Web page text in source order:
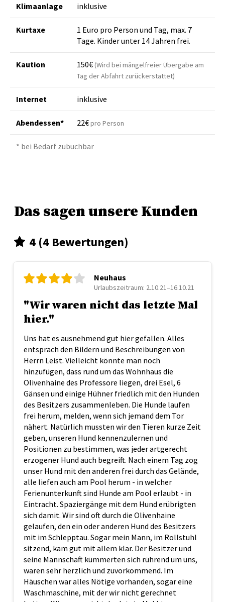
Klimaanlage inklusive
Kurtaxe
1 Euro pro Person und Tag, max. 7
Tage. Kinder unter 14 Jahren frei.
Kaution 150€ (Wird bei mängelfreier Übergabe am
Tag der Abfahrt zurückerstattet)
Internet inklusive
Abendessen* 22€pro Person
* bei Bedarf zubuchbar
Das sagen unsere Kunden
4 (4 Bewertungen)
Neuhaus
Urlaubszeitraum: 2.10.21–16.10.21
"Wir waren nicht das letzte Mal
hier."
Uns hat es ausnehmend gut hier gefallen. Alles
entsprach den Bildern und Beschreibungen von
Herrn Leist. Vielleicht könnte man noch
hinzufügen, dass rund um das Wohnhaus die
Olivenhaine des Professore liegen, drei Esel, 6
Gänsen und einige Hühner friedlich mit den Hunden
des Besitzers zusammenleben. Die Hunde laufen
frei herum, melden, wenn sich jemand dem Tor
nähert. Natürlich mussten wir den Tieren kurze Zeit
geben, unseren Hund kennenzulernen und
Positionen zu bestimmen, was jeder artgerecht
erzogener Hund auch begreift. Nach einem Tag zog
unser Hund mit den anderen frei durch das Gelände,
alle liefen auch am Pool herum - in welcher
Ferienunterkunft sind Hunde am Pool erlaubt - in
Eintracht. Spaziergänge mit dem Hund erübrigten
sich damit. Wir sind oft durch die Olivenhaine
gelaufen, den ein oder anderen Hund des Besitzers
mit im Schlepptau. Sogar mein Mann, im Rollstuhl
sitzend, kam gut mit allem klar. Der Besitzer und
seine Mannschaft kümmerten sich rührend um uns,
waren sehr herzlich und zuvorkommend. Im
Häuschen war alles Nötige vorhanden, sogar eine
Waschmaschine, mit der wir nicht gerechnet